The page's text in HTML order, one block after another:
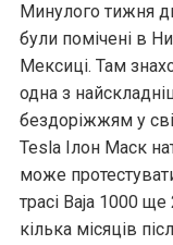
Минулого тижня
були помічені в
Мексиці. Там
одна з
бездоріжжям у
Tesla Ілон Маск
може
трасі Baja 1000
кілька місяців